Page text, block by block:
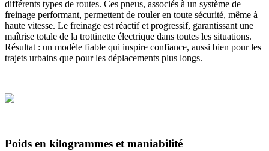
différents types de routes. Ces pneus, associés à un système de
freinage performant, permettent de rouler en toute sécurité, même à
haute vitesse. Le freinage est réactif et progressif, garantissant une
maîtrise totale de la trottinette électrique dans toutes les situations.
Résultat : un modèle fiable qui inspire confiance, aussi bien pour les
trajets urbains que pour les déplacements plus longs.
Poids en kilogrammes et maniabilité